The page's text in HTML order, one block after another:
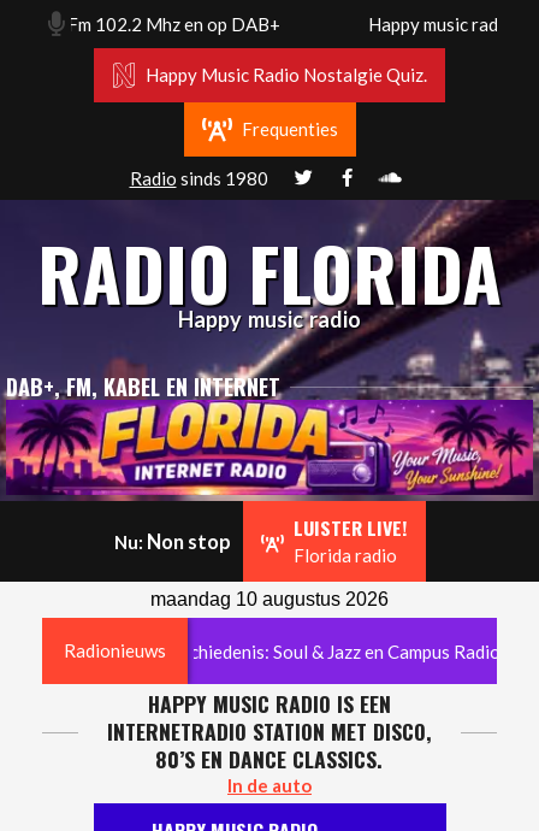
Fm 102.2 Mhz en op DAB+ Happy music radio.
Happy Music Radio Nostalgie Quiz.
Frequenties
Radio sinds 1980
RADIO FLORIDA
Happy music radio
DAB+, FM, KABEL EN INTERNET
Nu: Non stop LUISTER LIVE!
Florida radio
maandag 10 augustus 2026
Radionieuws
radiogeschiedenis: Soul & Jazz en Campus Radio
HAPPY MUSIC RADIO IS EEN
INTERNETRADIO STATION MET DISCO,
80’S EN DANCE CLASSICS.
In de auto